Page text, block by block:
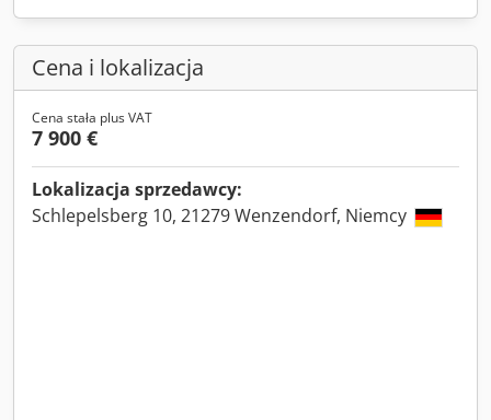
Cena i lokalizacja
Cena stała plus VAT
7 900 €
Lokalizacja sprzedawcy:
Schlepelsberg 10, 21279 Wenzendorf, Niemcy